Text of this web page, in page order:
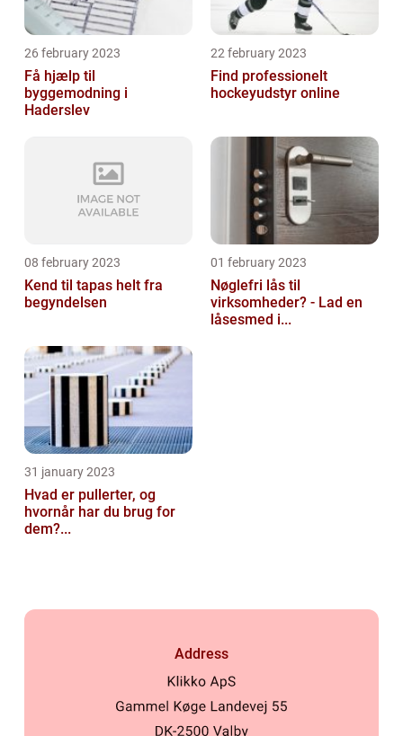
26 february 2023
Få hjælp til
byggemodning i
Haderslev
22 february 2023
Find professionelt
hockeyudstyr online
08 february 2023
Kend til tapas helt fra
begyndelsen
01 february 2023
Nøglefri lås til
virksomheder? - Lad en
låsesmed i...
31 january 2023
Hvad er pullerter, og
hvornår har du brug for
dem?...
Address